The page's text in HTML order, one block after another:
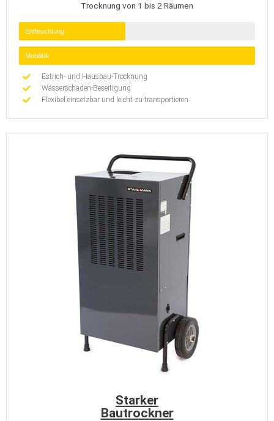
Trocknung von 1 bis 2 Räumen
Entfeuchtung
Mobilität
Estrich- und Hausbau-Trocknung
Wasserschaden-Beseitigung
Flexibel einsetzbar und leicht zu transportieren
Starker
Bautrockner